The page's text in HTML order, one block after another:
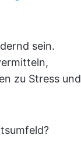
sein.
zu Stress und